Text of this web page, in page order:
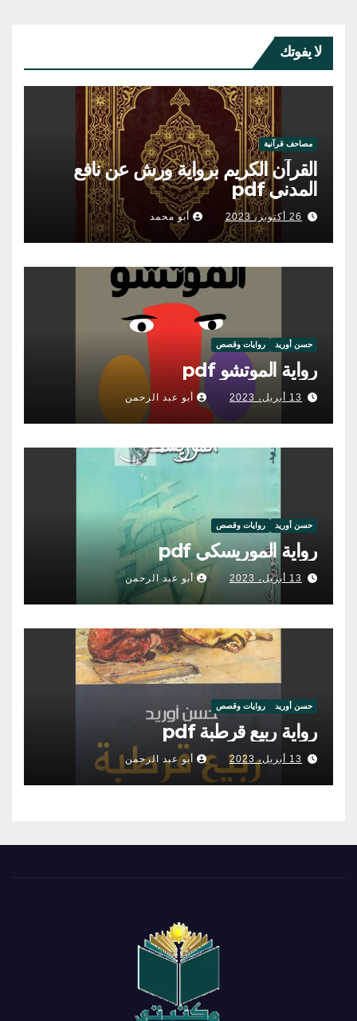
لا يفوتك
مصاحف قرآنية
القرآن الكريم برواية ورش عن نافع
المدني pdf
26 أكتوبر، 2023 أبو محمد
حسن أوريد روايات وقصص
رواية الموتشو pdf
13 أبريل، 2023 أبو عبد الرحمن
حسن أوريد روايات وقصص
رواية الموريسكي pdf
13 أبريل، 2023 أبو عبد الرحمن
حسن أوريد روايات وقصص
رواية ربيع قرطبة pdf
13 أبريل، 2023 أبو عبد الرحمن